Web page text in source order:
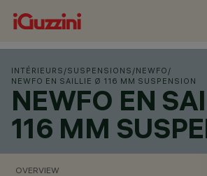
INTÉRIEURS /SUSPENSIONS /NEWFO /
NEWFO EN SAILLIE Ø 116 MM SUSPENSION
NEWFO EN
116 MM
OVERVIEW